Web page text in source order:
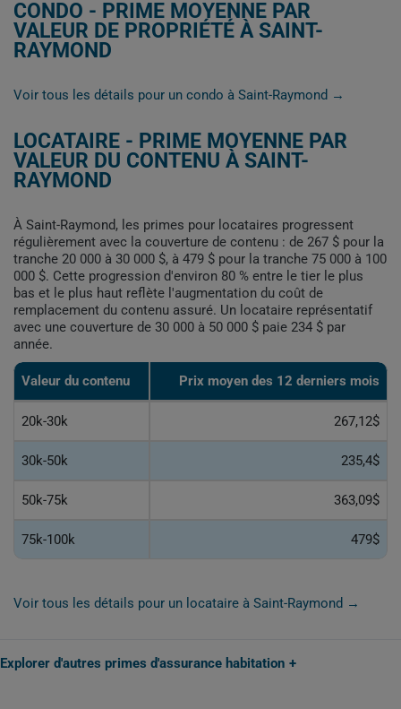
CONDO - PRIME MOYENNE PAR
VALEUR DE PROPRIÉTÉ À SAINT-
RAYMOND
Voir tous les détails pour un condo à Saint-Raymond →
LOCATAIRE - PRIME MOYENNE PAR
VALEUR DU CONTENU À SAINT-
RAYMOND
À Saint-Raymond, les primes pour locataires progressent
régulièrement avec la couverture de contenu : de 267 $ pour la
tranche 20 000 à 30 000 $, à 479 $ pour la tranche 75 000 à 100
000 $. Cette progression d'environ 80 % entre le tier le plus
bas et le plus haut reflète l'augmentation du coût de
remplacement du contenu assuré. Un locataire représentatif
avec une couverture de 30 000 à 50 000 $ paie 234 $ par
année.
Valeur du contenu Prix moyen des 12 derniers mois
20k-30k 267,12$
30k-50k 235,4$
50k-75k 363,09$
75k-100k 479$
Voir tous les détails pour un locataire à Saint-Raymond →
Explorer d'autres primes d'assurance habitation